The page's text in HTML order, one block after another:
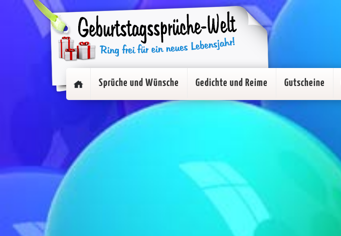
Sprüche und Wünsche Gedichte und Reime Gutscheine